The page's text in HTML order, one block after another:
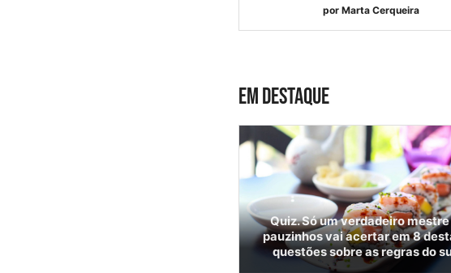
por Marta Cerqueira
EM DESTAQUE
Quiz. Só um verdadeiro
pauzinhos vai acertar em 8
questões sobre as regras do